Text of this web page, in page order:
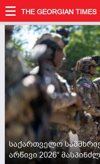
THE GEORGIAN TIMES
საქართველო
არწივი 2026“